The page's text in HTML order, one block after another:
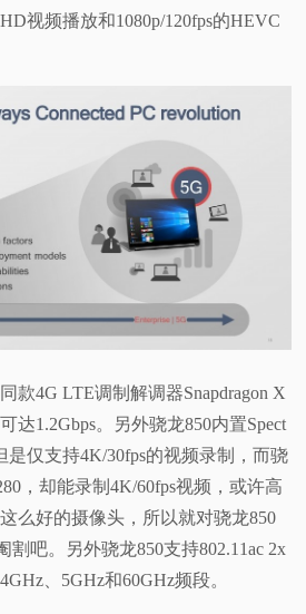
视频播放和1080p/120fps的HEVC
款4G LTE调制解调器Snapdragon X
达1.2Gbps。另外骁龙850内置Spect
是仅支持4K/30fps的视频录制，而骁
，却能录制4K/60fps视频，或许高
么好的摄像头，所以就对骁龙850
割吧。另外骁龙850支持802.11ac 2x
、5GHz和60GHz频段。